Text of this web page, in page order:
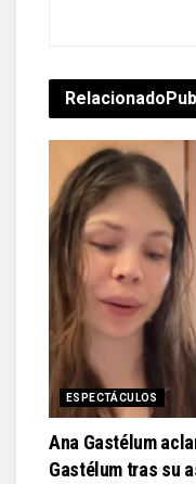
Relacionado
ESPECTÁCULOS
Ana Gastélum
Gastélum tras su